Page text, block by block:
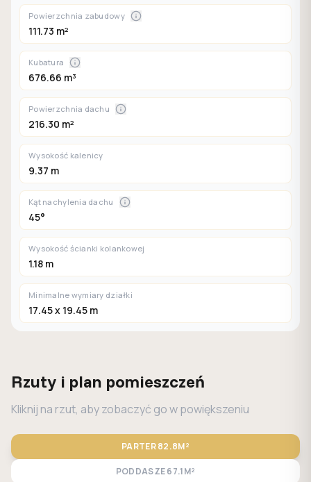
Powierzchnia zabudowy
111.73 m²
Kubatura
676.66 m³
Powierzchnia dachu
216.30 m²
Wysokość kalenicy
9.37 m
Kąt nachylenia dachu
45°
Wysokość ścianki kolankowej
1.18 m
Minimalne wymiary działki
17.45 x 19.45 m
Rzuty i plan pomieszczeń
Kliknij na rzut, aby zobaczyć go w powiększeniu
PARTER82.8M²
PODDASZE67.1M²